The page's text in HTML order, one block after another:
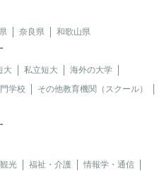
奈良県 和歌山県
大 私立短大
海外の大学
学校
その他教育機関（スクール）
光 福祉・介護
情報学・通信